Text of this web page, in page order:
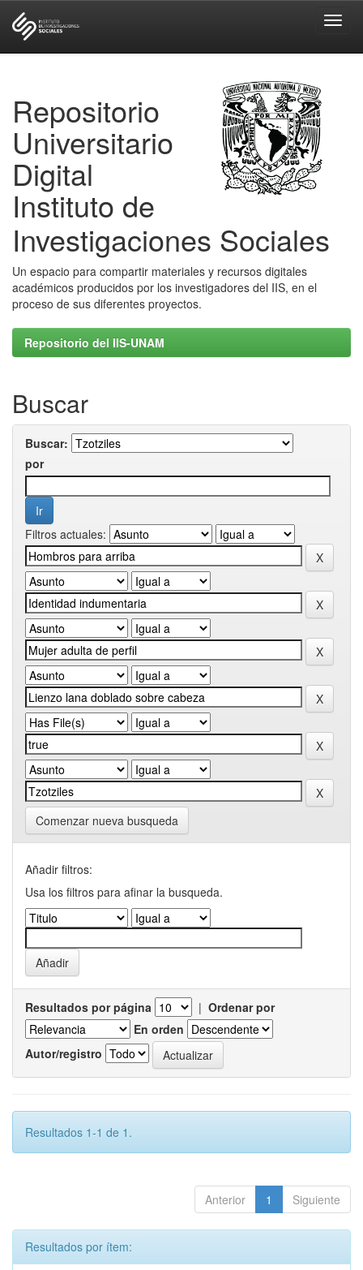
Repositorio
Universitario
Digital
Instituto de
Investigaciones Sociales
Un espacio para compartir materiales y recursos digitales
académicos producidos por los investigadores del IIS, en el
proceso de sus diferentes proyectos.
Repositorio del IIS-UNAM
Buscar
Buscar:
por
Filtros actuales:
Comenzar nueva busqueda
Añadir filtros:
Usa los filtros para afinar la busqueda.
Resultados por página | Ordenar por
En orden
Autor/registro
Resultados 1-1 de 1.
Anterior 1 Siguiente
Resultados por ítem: